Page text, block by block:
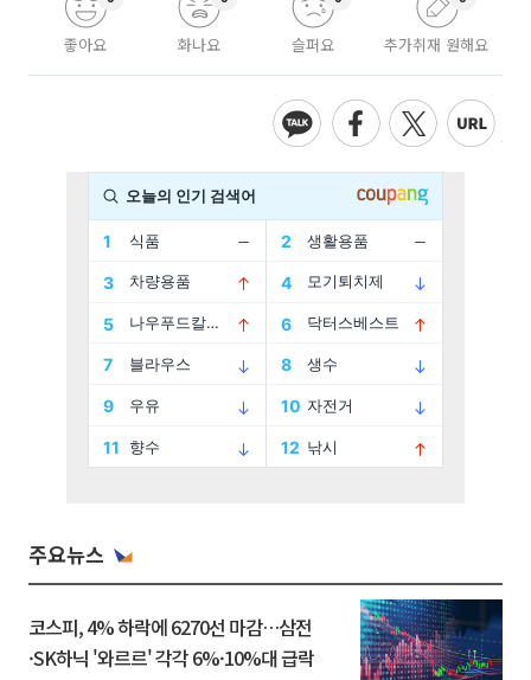
좋아요 화나요 슬퍼요 추가취재 원해요
주요뉴스
코스피, 4% 하락에 6270선 마감…삼전
·SK하닉 '와르르' 각각 6%·10%대 급락